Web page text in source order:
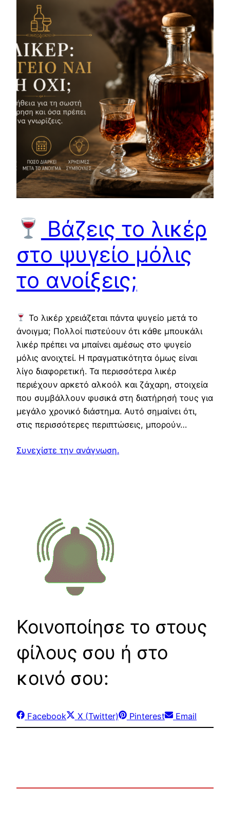
Βάζεις το λικέρ
στο ψυγείο μόλις
το ανοίξεις;
Το λικέρ χρειάζεται πάντα ψυγείο μετά το
άνοιγμα; Πολλοί πιστεύουν ότι κάθε μπουκάλι
λικέρ πρέπει να μπαίνει αμέσως στο ψυγείο
μόλις ανοιχτεί. Η πραγματικότητα όμως είναι
λίγο διαφορετική. Τα περισσότερα λικέρ
περιέχουν αρκετό αλκοόλ και ζάχαρη, στοιχεία
που συμβάλλουν φυσικά στη διατήρησή τους για
μεγάλο χρονικό διάστημα. Αυτό σημαίνει ότι,
στις περισσότερες περιπτώσεις, μπορούν…
Συνεχίστε την ανάγνωση.
Κοινοποίησε το στους
φίλους σου ή στο
κοινό σου:
Share
on
Facebook
Share
on
X (Twitter)
Share
on
Pinterest
Share
on
Email